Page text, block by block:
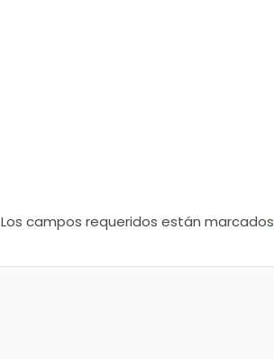
Los campos requeridos están marcados